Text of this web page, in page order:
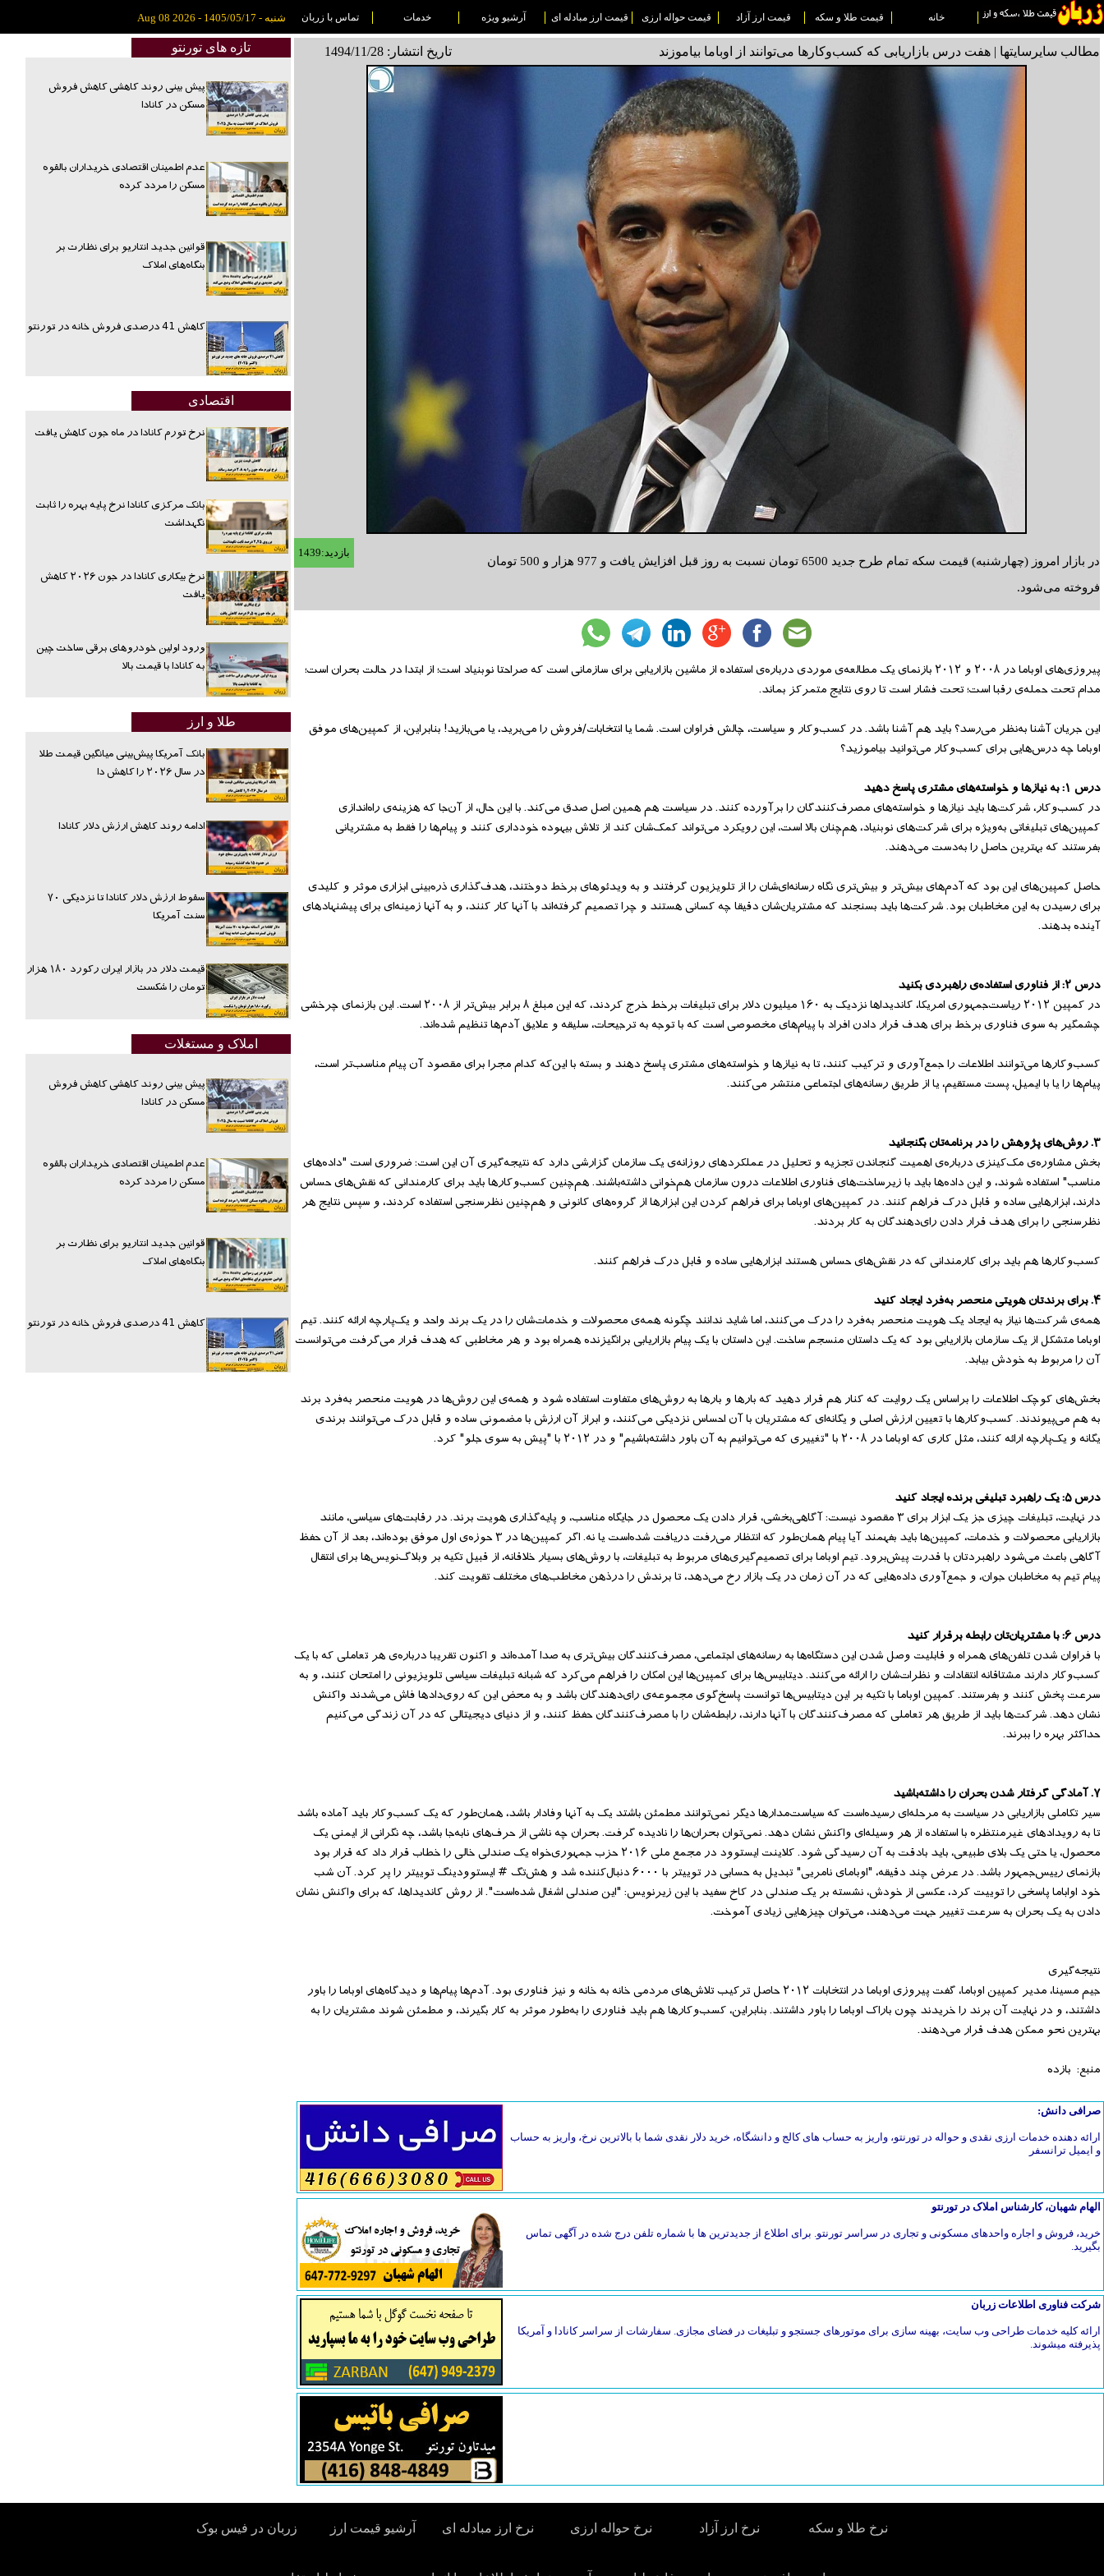
خانه قیمت طلا و سکه قیمت ارز آزاد قیمت حواله ارزی قیمت ارز مبادله ای آرشیو ویژه خدمات تماس با زربان شنبه - 1405/05/17 - Aug 08 2026
مطالب سایرسایتها | هفت درس بازاریابی که کسب‌وکارها می‌توانند از اوباما بیاموزند تاریخ انتشار: 1494/11/28
در بازار امروز (چهارشنبه) قیمت سکه تمام طرح جدید 6500 تومان نسبت به روز قبل افزایش یافت و 977 هزار و 500 تومان
فروخته می‌شود.
بازدید:1439
پیروزی‌های اوباما در ۲۰۰۸ و ۲۰۱۲ بازنمای یک مطالعه‌ی موردی درباره‌ی استفاده از ماشین بازاریابی برای سازمانی است که صراحتا نوبنیاد است؛ از ابتدا در حالت بحران است؛
مدام تحت حمله‌ی رقبا است؛ تحت فشار است تا روی نتایج متمرکز بماند.
این جریان آشنا به‌نظر می‌رسد؟ باید هم آشنا باشد. در کسب‌وکار و سیاست، چالش فراوان است. شما یا انتخابات/فروش را می‌برید، یا می‌بازید! بنابراین، از کمپین‌های موفق
اوباما چه درس‌هایی برای کسب‌وکار می‌توانید بیاموزید؟
درس ۱: به نیازها و خواسته‌های مشتری پاسخ دهید
در کسب‌وکار، شرکت‌ها باید نیازها و خواسته‌های مصرف‌کنندگان را برآورده کنند. در سیاست هم همین اصل صدق می‌کند. با این حال، از آن‌جا که هزینه‌ی راه‌اندازی
کمپین‌های تبلیغاتی به‌ویژه برای شرکت‌های نوبنیاد، هم‌چنان بالا است، این رویکرد می‌تواند کمک‌شان کند از تلاش بیهوده خودداری کنند و پیام‌ها را فقط به مشتریانی
بفرستند که بهترین حاصل را به‌دست می‌دهند.
حاصل کمپین‌های این بود که آدم‌های بیش‌تر و بیش‌تری نگاه رسانه‌ای‌شان را از تلویزیون گرفتند و به ویدئوهای برخط دوختند، هدف‌گذاری ذره‌بینی ابزاری موثر و کلیدی
برای رسیدن به این مخاطبان بود. شرکت‌ها باید بسنجند که مشتریان‌شان دقیقا چه کسانی هستند و چرا تصمیم گرفته‌اند با آنها کار کنند، و به آنها زمینه‌ای برای پیشنهادهای
آینده بدهند.
درس ۲: از فناوری استفاده‌ی راهبردی بکنید
در کمپین ۲۰۱۲ ریاست‌جمهوری امریکا، کاندیداها نزدیک به ۱۶۰ میلیون دلار برای تبلیغات برخط خرج کردند، که این مبلغ ۸ برابر بیش‌تر از ۲۰۰۸ است. این بازنمای چرخشی
چشمگیر به سوی فناوری برخط برای هدف قرار دادن افراد با پیام‌های مخصوصی است که با توجه به ترجیحات، سلیقه و علایق آدم‌ها تنظیم شده‌اند.
کسب‌وکارها می‌توانند اطلاعات را جمع‌آوری و ترکیب کنند، تا به نیازها و خواسته‌های مشتری پاسخ دهند و بسته با این‌که کدام مجرا برای مقصود آن پیام مناسب‌تر است،
پیام‌ها را یا با ایمیل، پست مستقیم، یا از طریق رسانه‌های اجتماعی منتشر می‌کنند.
۳. روش‌های پژوهش را در برنامه‌تان بگنجانید
بخش مشاوره‌ی مک‌کینزی درباره‌ی اهمیت گنجاندن تجزیه و تحلیل در عملکردهای روزانه‌ی یک سازمان گزارشی دارد که نتیجه‌گیری آن این است: ضروری است "داده‌های
مناسب" استفاده شوند، و این داده‌ها باید با زیرساخت‌های فناوری اطلاعات درون سازمان هم‌خوانی داشته‌باشند. هم‌چنین کسب‌وکارها باید برای کارمندانی که نقش‌های حساس
دارند، ابزارهایی ساده و قابل درک فراهم کنند. در کمپین‌های اوباما برای فراهم کردن این ابزارها از گروه‌های کانونی و هم‌چنین نظرسنجی استفاده کردند، و سپس نتایج هر
نظرسنجی را برای هدف قرار دادن رای‌دهندگان به کار بردند.
کسب‌وکارها هم باید برای کارمندانی که در نقش‌های حساس هستند ابزارهایی ساده و قابل درک فراهم کنند.
۴. برای برندتان هویتی منحصر به‌فرد ایجاد کنید
همه‌ی شرکت‌ها نیاز به ایجاد یک هویت منحصر به‌فرد را درک می‌کنند، اما شاید ندانند چگونه همه‌ی محصولات و خدمات‌شان را در یک برند واحد و یک‌پارچه ارائه کنند. تیم
اوباما متشکل از یک سازمان بازاریابی بود که یک داستان منسجم ساخت. این داستان با یک پیام بازاریابی برانگیزنده همراه بود و هر مخاطبی که هدف قرار می‌گرفت می‌توانست
آن را مربوط به خودش بیابد.
بخش‌های کوچک اطلاعات را براساس یک روایت که کنار هم قرار دهید که بارها و بارها به روش‌های متفاوت استفاده شود و همه‌ی این روش‌ها در هویت منحصر به‌فرد برند
به هم می‌پیوندند. کسب‌وکارها با تعیین ارزش اصلی و یگانه‌ای که مشتریان با آن احساس نزدیکی می‌کنند، و ابراز آن ارزش با مضمونی ساده و قابل درک می‌توانند برندی
یگانه و یک‌پارچه ارائه کنند، مثل کاری که اوباما در ۲۰۰۸ با "تغییری که می‌توانیم به آن باور داشته‌باشیم" و در ۲۰۱۲ با "پیش به سوی جلو" کرد.
درس ۵: یک راهبرد تبلیغی برنده ایجاد کنید
در نهایت، تبلیغات چیزی جز یک ابزار برای ۳ مقصود نیست: آگاهی‌بخشی، قرار دادن یک محصول در جایگاه مناسب، و پایه‌گذاری هویت برند. در رقابت‌های سیاسی، مانند
بازاریابی محصولات و خدمات، کمپین‌ها باید بفهمند آیا پیام همان‌طور که انتظار می‌رفت دریافت شده‌است یا نه. اگر کمپین‌ها در ۳ حوزه‌ی اول موفق بوده‌اند، بعد از آن حفظ
آگاهی باعث می‌شود راهبردتان با قدرت پیش‌برود. تیم اوباما برای تصمیم‌گیری‌های مربوط به تبلیغات، با روش‌های بسیار خلاقانه، از قبیل تکیه بر وبلاگ‌نویس‌ها برای انتقال
پیام تیم به مخاطبان جوان، و جمع‌آوری داده‌هایی که در آن زمان در یک بازار رخ می‌دهد، تا برندش را درذهن مخاطب‌های مختلف تقویت کند.
درس ۶: با مشتریان‌تان رابطه برقرار کنید
با فراوان شدن تلفن‌های همراه و قابلیت وصل شدن این دستگاه‌ها به رسانه‌های اجتماعی، مصرف‌کنندگان بیش‌تری به صدا آمده‌اند و اکنون تقریبا درباره‌ی هر تعاملی که با یک
کسب‌وکار دارند مشتاقانه انتقادات و نظرات‌شان را ارائه می‌کنند. دیتابیس‌ها برای کمپین‌ها این امکان را فراهم می‌کرد که شبانه تبلیغات سیاسی تلویزیونی را امتحان کنند، و به
سرعت پخش کنند و بفرستند. کمپین اوباما با تکیه بر این دیتابیس‌ها توانست پاسخ‌گوی مجموعه‌ی رای‌دهندگان باشد و به محض این که روی‌دادها فاش می‌شدند واکنش
نشان دهد. شرکت‌ها باید از طریق هر تعاملی که مصرف‌کنندگان با آنها دارند، رابطه‌شان را با مصرف‌کنندگان حفظ کنند، و از دنیای دیجیتالی که در آن زندگی می‌کنیم
حداکثر بهره را ببرند.
۷. آمادگی گرفتار شدن بحران را داشته‌باشید
سیر تکاملی بازاریابی در سیاست به مرحله‌ای رسیده‌است که سیاست‌مدارها دیگر نمی‌توانند مطمئن باشتد یک به آنها وفادار باشد، همان‌طور که یک کسب‌وکار باید آماده باشد
تا به رویدادهای غیرمنتظره با استفاده از هر وسیله‌ای واکنش نشان دهد. نمی‌توان بحران‌ها را نادیده گرفت. بحران چه ناشی از حرف‌های نابه‌جا باشد، چه نگرانی از ایمنی یک
محصول، یا حتی یک بلای طبیعی، باید بادقت به آن رسیدگی شود. کلاینت ایستوود در مجمع ملی ۲۰۱۶ حزب جمهوری‌خواه یک صندلی خالی را خطاب قرار داد که قرار بود
بازنمای رییس‌جمهور باشد. در عرض چند دقیقه، "اوبامای نامریی" تبدیل به حسابی در توییتر با ۶۰۰۰ دنبال‌کننده شد و هش‌تگ # ایستوودینگ توییتر را پر کرد. آن شب
خود اواباما پاسخی را توییت کرد، عکسی از خودش، نشسته بر یک صندلی در کاخ سفید با این زیرنویس: "این صندلی اشغال شده‌است". از روش کاندیداها، که برای واکنش نشان
دادن به یک بحران به سرعت تغییر جهت می‌دهند، می‌توان چیزهایی زیادی آموخت.
نتیجه‌گیری
جیم مسینا، مدیر کمپین اوباما، گفت پیروزی اوباما در انتخابات ۲۰۱۲ حاصل ترکیب تلاش‌های مردمی خانه به خانه و نیز فناوری بود. آدم‌ها پیام‌ها و دیدگاه‌های اوباما را باور
داشتند، و در نهایت آن برند را خریدند چون باراک اوباما را باور داشتند. بنابراین، کسب‌وکارها هم باید فناوری را به‌طور موثر به کار بگیرند، و مطمئن شوند مشتریان را به
بهترین نحو ممکن هدف قرار می‌دهند.
منبع: بازده
صرافی دانش:
ارائه دهنده خدمات ارزی نقدی و حواله در تورنتو، واریز به حساب های کالج و دانشگاه، خرید دلار نقدی شما با بالاترین نرخ، واریز به حساب
و ایمیل ترانسفر
الهام شهبان، کارشناس املاک در تورنتو
خرید، فروش و اجاره واحدهای مسکونی و تجاری در سراسر تورنتو. برای اطلاع از جدیدترین ها با شماره تلفن درج شده در آگهی تماس
بگیرید.
شرکت فناوری اطلاعات زربان
ارائه کلیه خدمات طراحی وب سایت، بهینه سازی برای موتورهای جستجو و تبلیغات در فضای مجازی. سفارشات از سراسر کانادا و آمریکا
پذیرفته میشوند.
تازه های تورنتو
پیش بینی روند کاهشی کاهش فروش
مسکن در کانادا
عدم اطمینان اقتصادی خریداران بالقوه
مسکن را مردد کرده
قوانین جدید انتاریو برای نظارت بر
بنگاه‌های املاک
کاهش 41 درصدی فروش خانه در تورنتو
اقتصادی
نرخ تورم کانادا در ماه جون کاهش یافت
بانک مرکزی کانادا نرخ پایه بهره را ثابت
نگهداشت
نرخ بیکاری کانادا در جون ۲۰۲۶ کاهش
یافت
ورود اولین خودروهای برقی ساخت چین
به کانادا با قیمت بالا
طلا و ارز
بانک آمریکا پیش‌بینی میانگین قیمت طلا
در سال ۲۰۲۶ را کاهش دا
ادامه روند کاهش ارزش دلار کانادا
سقوط ارزش دلار کانادا تا نزدیکی ۷۰
سنت آمریکا
قیمت دلار در بازار ایران رکورد ۱۸۰ هزار
تومان را شکست
املاک و مستغلات
پیش بینی روند کاهشی کاهش فروش
مسکن در کانادا
عدم اطمینان اقتصادی خریداران بالقوه
مسکن را مردد کرده
قوانین جدید انتاریو برای نظارت بر
بنگاه‌های املاک
کاهش 41 درصدی فروش خانه در تورنتو
نرخ طلا و سکه نرخ ارز آزاد نرخ حواله ارزی نرخ ارز مبادله ای آرشیو قیمت ارز زربان در فیس بوک